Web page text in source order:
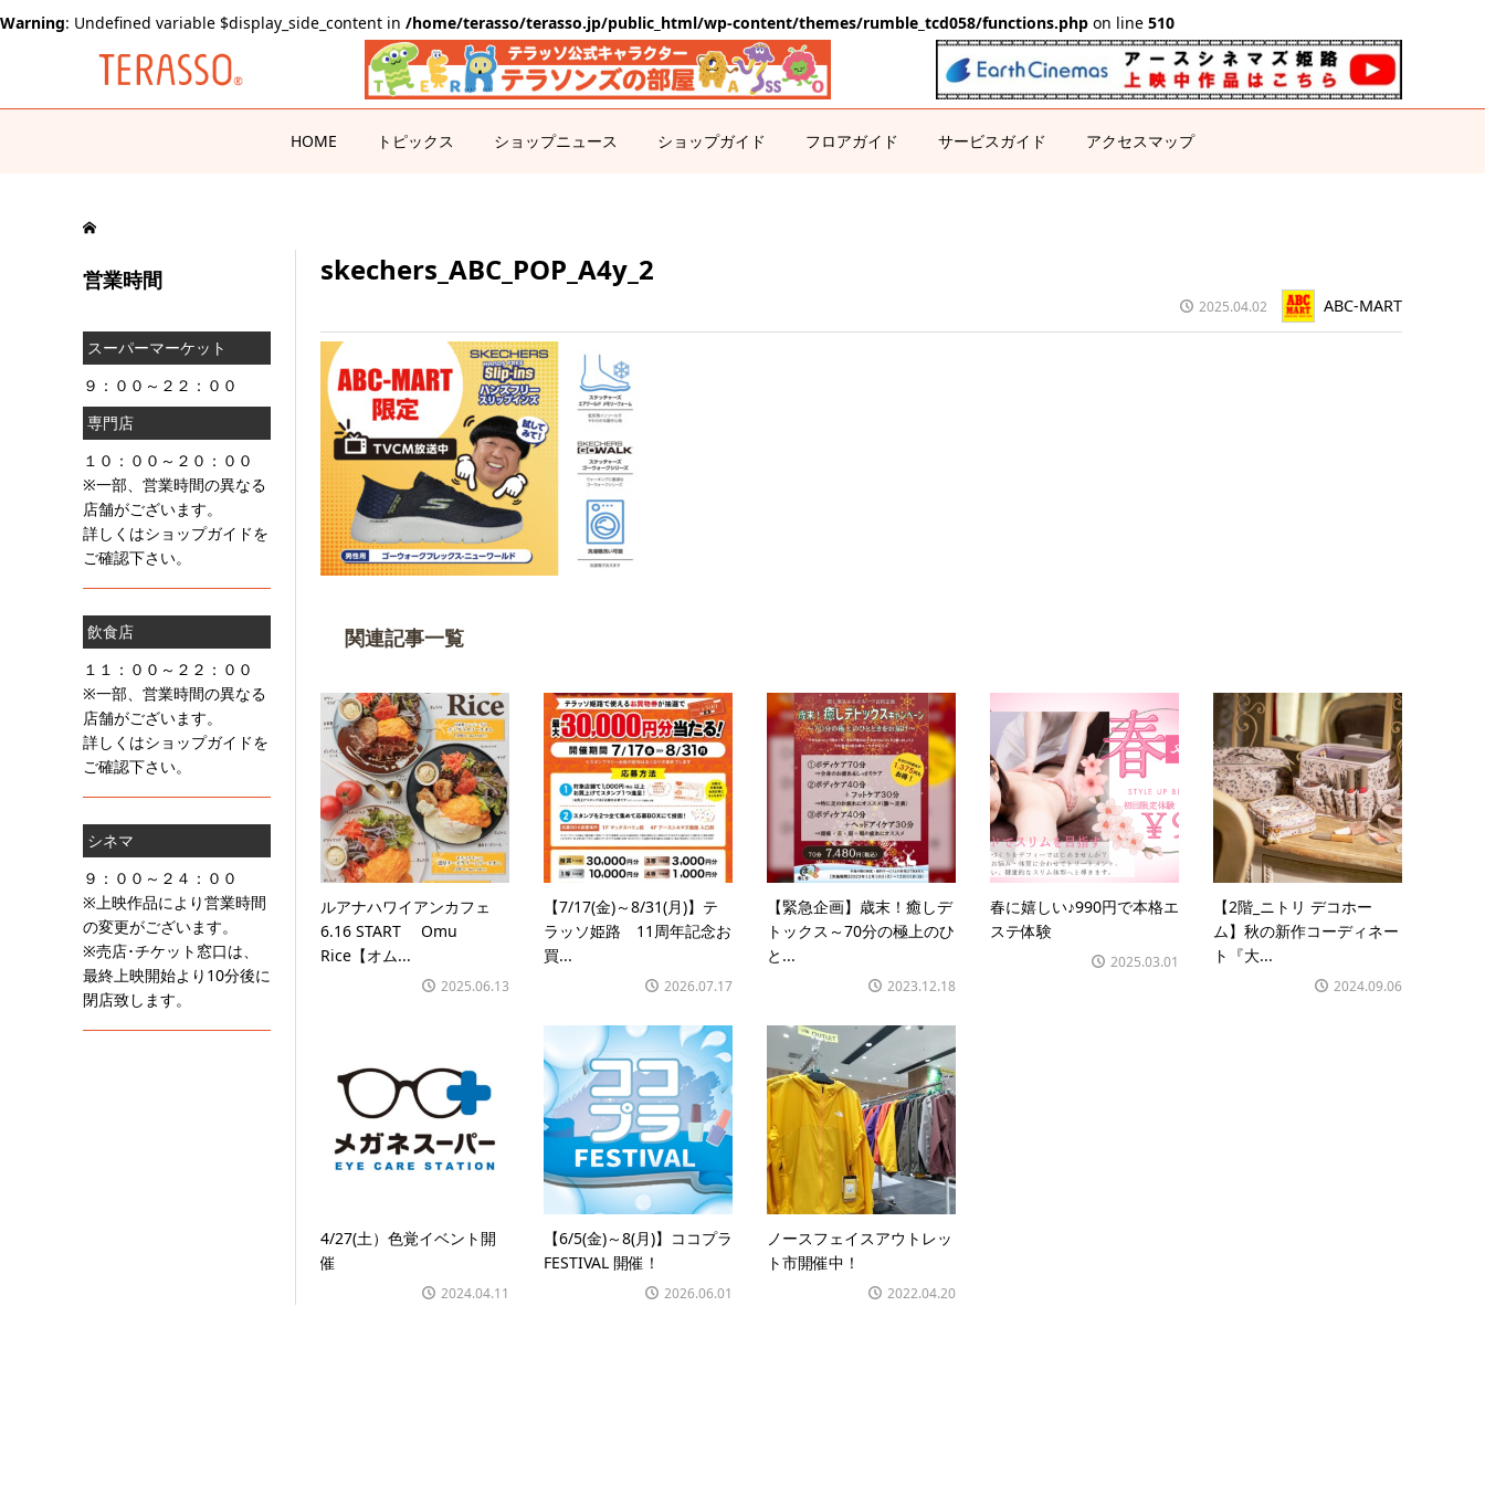
Warning: Undefined variable $display_side_content in /home/terasso/terasso.jp/public_html/wp-content/themes/rumble_tcd058/functions.php on line 510
HOME トピックス ショップニュース ショップガイド フロアガイド サービスガイド アクセスマップ
skechers_ABC_POP_A4y_2
2025.04.02 ABC-MART
関連記事一覧
ルアナハワイアンカフェ
6.16 START Omu
Rice【オム...
2025.06.13
【7/17(金)～8/31(月)】テ
ラッソ姫路 11周年記念お
買...
2026.07.17
【緊急企画】歳末！癒しデ
トックス～70分の極上のひ
と...
2023.12.18
春に嬉しい♪990円で本格エ
ステ体験
2025.03.01
【2階_ニトリ デコホー
ム】秋の新作コーディネー
ト『大...
2024.09.06
4/27(土）色覚イベント開
催
2024.04.11
【6/5(金)～8(月)】ココプラ
FESTIVAL 開催！
2026.06.01
ノースフェイスアウトレッ
ト市開催中！
2022.04.20
営業時間
スーパーマーケット
９：００～２２：００
専門店
１０：００～２０：００
※一部、営業時間の異なる
店舗がございます。
詳しくはショップガイドを
ご確認下さい。
飲食店
１１：００～２２：００
※一部、営業時間の異なる
店舗がございます。
詳しくはショップガイドを
ご確認下さい。
シネマ
９：００～２４：００
※上映作品により営業時間
の変更がございます。
※売店･チケット窓口は、
最終上映開始より10分後に
閉店致します。